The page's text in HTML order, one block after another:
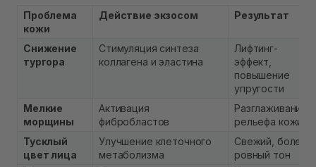
Проблема
кожи
Действие экзосом Результат
Снижение
тургора
Стимуляция синтеза
коллагена и эластина
Лифтинг-
эффект,
повышение
упругости
Мелкие
морщины
Активация
фибробластов
Разглаживание
рельефа кожи
Тусклый
цвет лица
Улучшение клеточного
метаболизма
Свежий, более
ровный тон